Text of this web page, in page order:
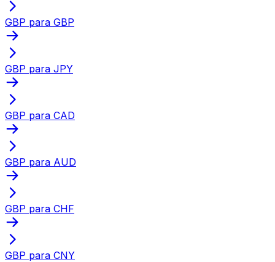
GBP para GBP
GBP para JPY
GBP para CAD
GBP para AUD
GBP para CHF
GBP para CNY